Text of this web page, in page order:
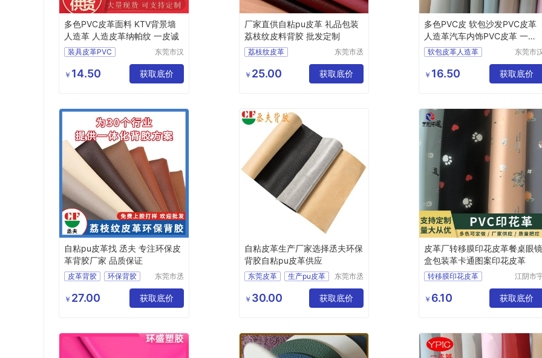
多色PVC皮革面料 KTV背景墙
人造革 人造皮革纳帕纹 一皮诚
装具皮革PVC
纳帕纹PVC皮革
东莞市汉
限公司
￥ 14.50 获取底价
厂家直供自粘pu皮革 礼品包装
荔枝纹皮料背胶 批发定制
荔枝纹皮革
背胶自粘皮革
背胶皮革
东莞市丞
品有限公
司
￥ 25.00 获取底价
多色PVC皮 软包沙发PVC皮革
人造革汽车内饰PVC皮革 一皮
诚软包皮革人造革
PVC皮革工厂
东莞市汉
限公司
￥ 16.50 获取底价
自粘pu皮革找 丞夫 专注环保皮
革背胶厂家 品质保证
皮革背胶
环保背胶
带胶皮革
皮革背胶价格
东莞市丞
品有限公
司
￥ 27.00 获取底价
自粘皮革生产厂家选择丞夫环保
背胶自粘pu皮革供应
东莞皮革
生产pu皮革
厂家pu皮革
东莞市丞
品有限公
司
￥ 30.00 获取底价
皮革厂转移膜印花皮革餐桌眼镜
盒包装革卡通图案印花皮革
转移膜印花皮革
江阴市
限公司
￥ 6.10 获取底价